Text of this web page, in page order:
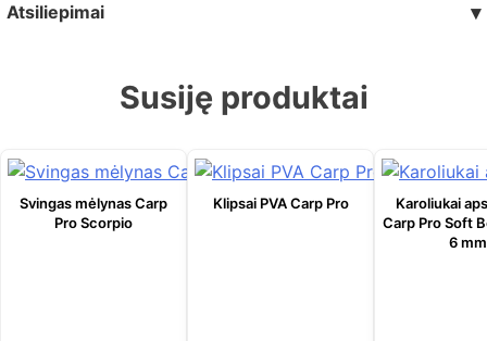
Atsiliepimai ▾
Susiję produktai
Svingas mėlynas Carp
Pro Scorpio
Klipsai PVA Carp Pro
Karoliukai
Carp Pro Soft
6 mm